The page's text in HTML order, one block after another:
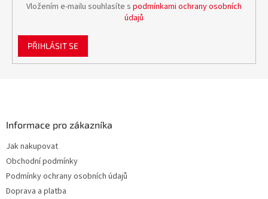
Vložením e-mailu souhlasíte s podmínkami ochrany osobních
údajů
PŘIHLÁSIT SE
Informace pro zákazníka
Jak nakupovat
Obchodní podmínky
Podmínky ochrany osobních údajů
Doprava a platba